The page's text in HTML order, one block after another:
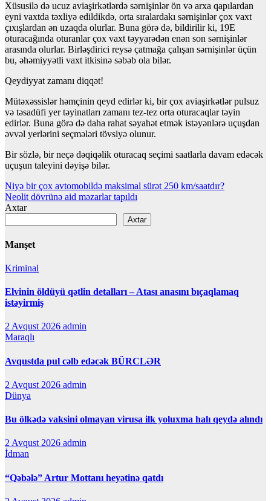
Xüsusilə də ucuz aviaşirkətlərdə sərnişinlər ön və arxa qapılardan
eyni vaxtda təxliyə edildikdə, orta sıralardakı sərnişinlər çox vaxt
çıxışlardan ən uzaqda olurlar. Buna görə də, bildirilir ki, 19E
oturacağında oturanlar çox vaxt təyyarədən enən son sərnişinlər
arasında olurlar. Birləşdirici reysə çatmağa çalışan sərnişinlər üçün
bu, əhəmiyyətli vaxt itkisinə səbəb ola bilər.
Qeydiyyat zamanı diqqət!
Mütəxəssislər həmçinin qeyd edirlər ki, bir çox aviaşirkətlər pulsuz
və təsadüfi yer təyinatları zamanı tez-tez orta oturacaqlar təyin
edirlər. Buna görə də daha rahat səyahət etmək istəyənlərə uçuşdan
əvvəl yerlərini seçmələri tövsiyə olunur.
Bir sözlə, bir neçə dəqiqəlik oturacaq seçimi saatlarla davam edəcək
uçuşun taleyini dəyişə bilər.
Yazı
naviqasiyası
Niyə bir çox avtomobildə maksimal sürət 250 km/saatdır?
Neolit dövrünə aid məzarlar tapıldı
Axtar
Axtar
Manşet
Kriminal
Elvinin öldüyü qətlin detalları – Atası anasını bıçaqlamaq
istəyirmiş
2 Avqust 2026 admin
Maraqlı
Avqustda pul cəlb edəcək BÜRCLƏR
2 Avqust 2026 admin
Dünya
Bu ölkədə vaksini olmayan virusa ilk yoluxma halı qeydə alındı
2 Avqust 2026 admin
İdman
“Qəbələ” Artur Mottanı heyətinə qatdı